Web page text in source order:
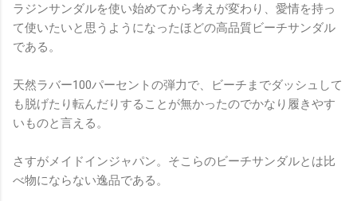
ラジンサンダルを使い始めてから考えが変わり、愛情を持っ
て使いたいと思うようになったほどの高品質ビーチサンダル
である。
天然ラバー100パーセントの弾力で、ビーチまでダッシュして
も脱げたり転んだりすることが無かったのでかなり履きやす
いものと言える。
さすがメイドインジャパン。そこらのビーチサンダルとは比
べ物にならない逸品である。